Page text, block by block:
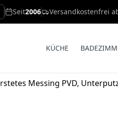
Seit2006 Versandkostenfrei
KÜCHE